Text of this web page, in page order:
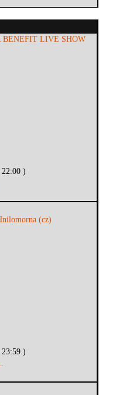
LIVE SHOW
)
(cz)
)